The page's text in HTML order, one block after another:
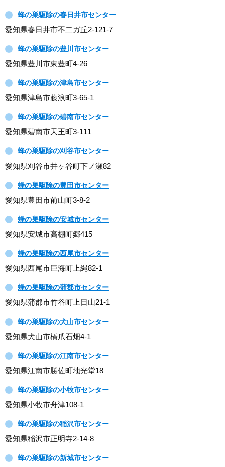
蜂の巣駆除の春日井市センター
愛知県春日井市不二ガ丘2-121-7
蜂の巣駆除の豊川市センター
愛知県豊川市東豊町4-26
蜂の巣駆除の津島市センター
愛知県津島市藤浪町3-65-1
蜂の巣駆除の碧南市センター
愛知県碧南市天王町3-111
蜂の巣駆除の刈谷市センター
愛知県刈谷市井ヶ谷町下ノ瀬82
蜂の巣駆除の豊田市センター
愛知県豊田市前山町3-8-2
蜂の巣駆除の安城市センター
愛知県安城市高棚町郷415
蜂の巣駆除の西尾市センター
愛知県西尾市巨海町上縄82-1
蜂の巣駆除の蒲郡市センター
愛知県蒲郡市竹谷町上日山21-1
蜂の巣駆除の犬山市センター
愛知県犬山市橋爪石畑4-1
蜂の巣駆除の江南市センター
愛知県江南市勝佐町地光堂18
蜂の巣駆除の小牧市センター
愛知県小牧市舟津108-1
蜂の巣駆除の稲沢市センター
愛知県稲沢市正明寺2-14-8
蜂の巣駆除の新城市センター